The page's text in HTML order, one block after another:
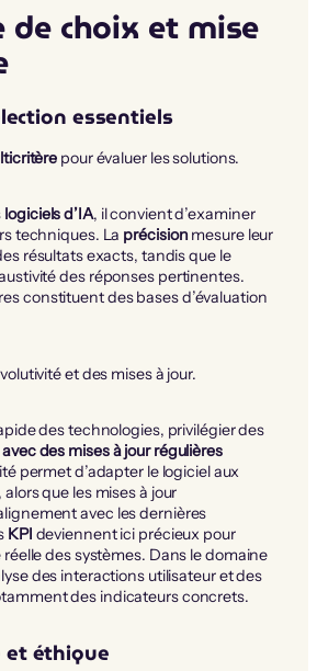
de choix et mise
essentiels
pour évaluer les solutions.
logiciels d’IA, il convient d’examiner
techniques. La précision mesure leur
résultats exacts, tandis que le
des réponses pertinentes.
constituent des bases d’évaluation
et des mises à jour.
des technologies, privilégier des
des mises à jour régulières
permet d’adapter le logiciel aux
que les mises à jour
avec les dernières
KPI deviennent ici précieux pour
réelle des systèmes. Dans le domaine
des interactions utilisateur et des
des indicateurs concrets.
et éthique